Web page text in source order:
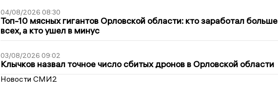
04/08/2026 08:30
Топ-10 мясных гигантов Орловской области: кто заработал больше
всех, а кто ушел в минус
03/08/2026 09:02
Клычков назвал точное число сбитых дронов в Орловской области
Новости СМИ2